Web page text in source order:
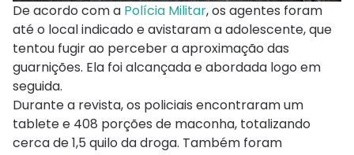
De acordo com a Polícia Militar, os agentes foram
até o local indicado e avistaram a adolescente, que
tentou fugir ao perceber a aproximação das
guarnições. Ela foi alcançada e abordada logo em
seguida.
Durante a revista, os policiais encontraram um
tablete e 408 porções de maconha, totalizando
cerca de 1,5 quilo da droga. Também foram